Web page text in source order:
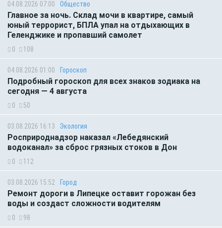
04.08.2026 07:00 Общество
Главное за ночь. Склад мочи в квартире, самый
юный террорист, БПЛА упал на отдыхающих в
Геленджике и пропавший самолет
0 108
04.08.2026 01:00 Гороскоп
Подробный гороскоп для всех знаков зодиака на
сегодня — 4 августа
0 50
03.08.2026 16:13 Экология
Росприроднадзор наказал «Лебедянский
водоканал» за сброс грязных стоков в Дон
0 112
03.08.2026 15:52 Город
Ремонт дороги в Липецке оставит горожан без
воды и создаст сложности водителям
0 98